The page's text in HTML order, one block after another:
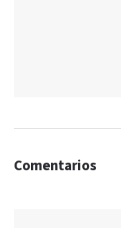
Comentarios